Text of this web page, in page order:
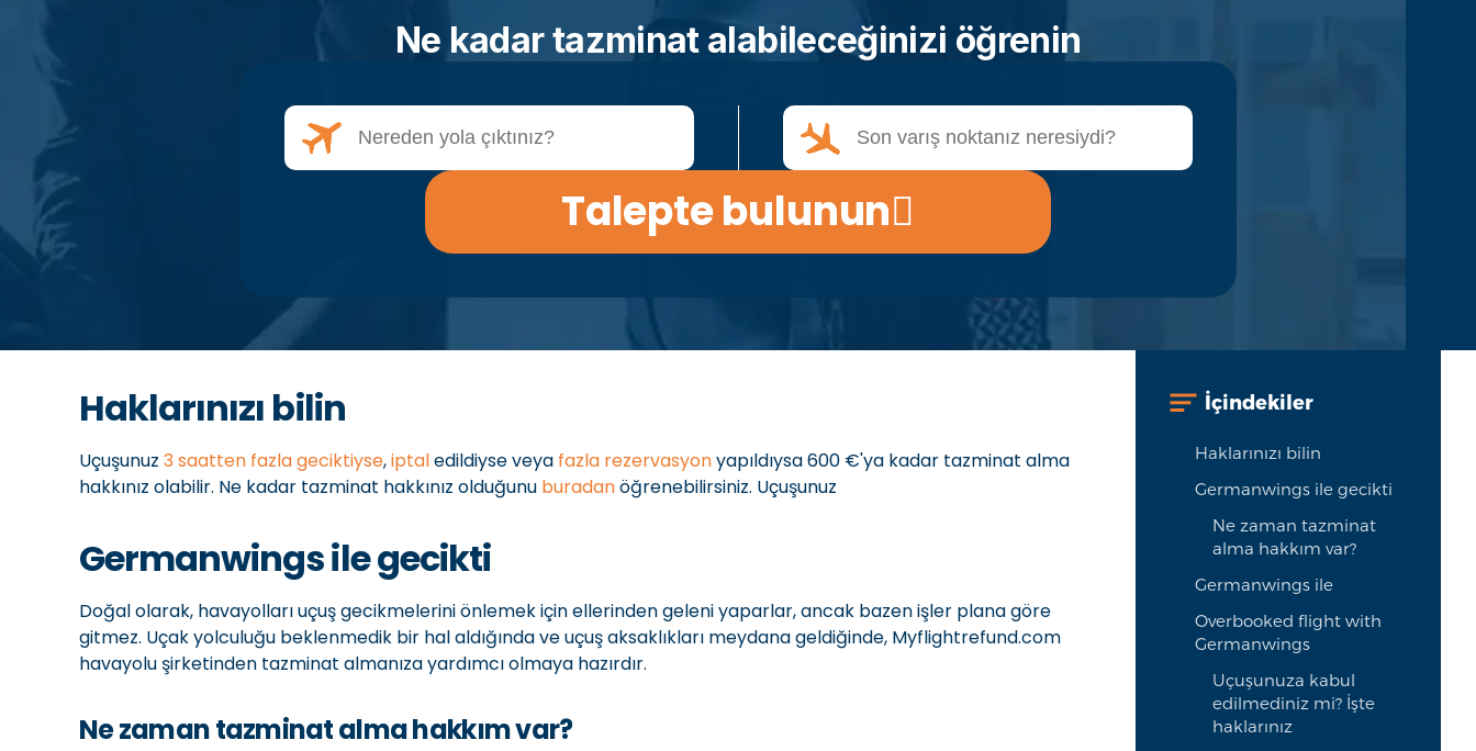
Ne kadar tazminat alabileceğinizi öğrenin
Talepte bulunun
Haklarınızı bilin
Uçuşunuz 3 saatten fazla geciktiyse,iptaledildiyse veya fazla rezervasyonyapıldıysa 600 €'ya kadar tazminat alma
hakkınız olabilir. Ne kadar tazminat hakkınız olduğunu buradanöğrenebilirsiniz. Uçuşunuz
Germanwings ile gecikti
Doğal olarak, havayolları uçuş gecikmelerini önlemek için ellerinden geleni yaparlar, ancak bazen işler plana göre
gitmez. Uçak yolculuğu beklenmedik bir hal aldığında ve uçuş aksaklıkları meydana geldiğinde, Myflightrefund.com
havayolu şirketinden tazminat almanıza yardımcı olmaya hazırdır.
Ne zaman tazminat alma hakkım var?
İçindekiler
Haklarınızı bilin
Germanwings ile gecikti
Ne zaman tazminat
alma hakkım var?
Germanwings ile
Overbooked flight with
Germanwings
Uçuşunuza kabul
edilmediniz mi? İşte
haklarınız